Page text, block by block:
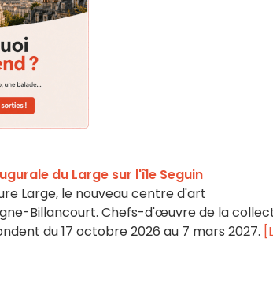
du Large sur l'île Seguin
Large, le nouveau centre d'art
Billancourt. Chefs-d'œuvre de la
du 17 octobre 2026 au 7 mars 2027.